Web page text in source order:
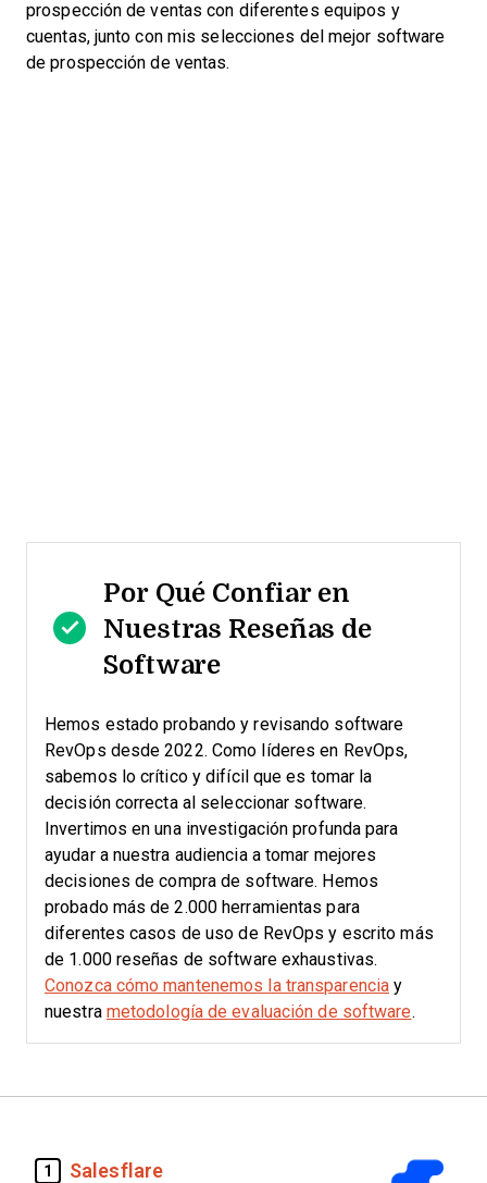
prospección de ventas con diferentes equipos y
cuentas, junto con mis selecciones del mejor software
de prospección de ventas.
Por Qué Confiar en
Nuestras Reseñas de
Software
Hemos estado probando y revisando software
RevOps desde 2022. Como líderes en RevOps,
sabemos lo crítico y difícil que es tomar la
decisión correcta al seleccionar software.
Invertimos en una investigación profunda para
ayudar a nuestra audiencia a tomar mejores
decisiones de compra de software. Hemos
probado más de 2.000 herramientas para
diferentes casos de uso de RevOps y escrito más
de 1.000 reseñas de software exhaustivas.
Conozca cómo mantenemos la transparencia y
nuestra metodología de evaluación de software.
1 Salesflare